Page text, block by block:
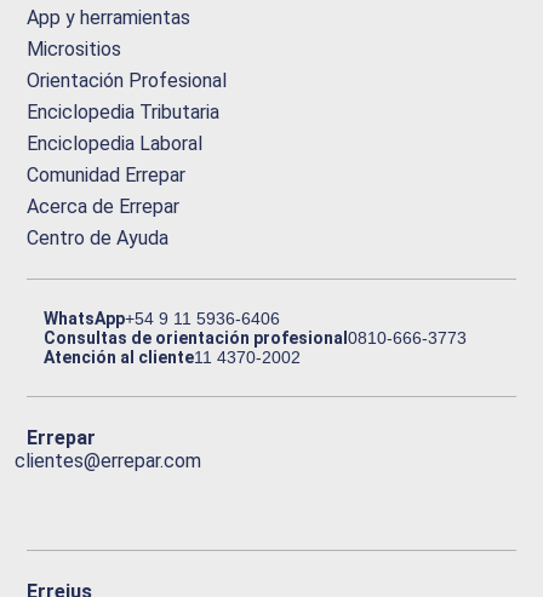
App y herramientas
Micrositios
Orientación Profesional
Enciclopedia Tributaria
Enciclopedia Laboral
Comunidad Errepar
Acerca de Errepar
Centro de Ayuda
WhatsApp+54 9 11 5936-6406
Consultas de orientación profesional0810-666-3773
Atención al cliente11 4370-2002
Errepar
clientes@errepar.com
Erreius